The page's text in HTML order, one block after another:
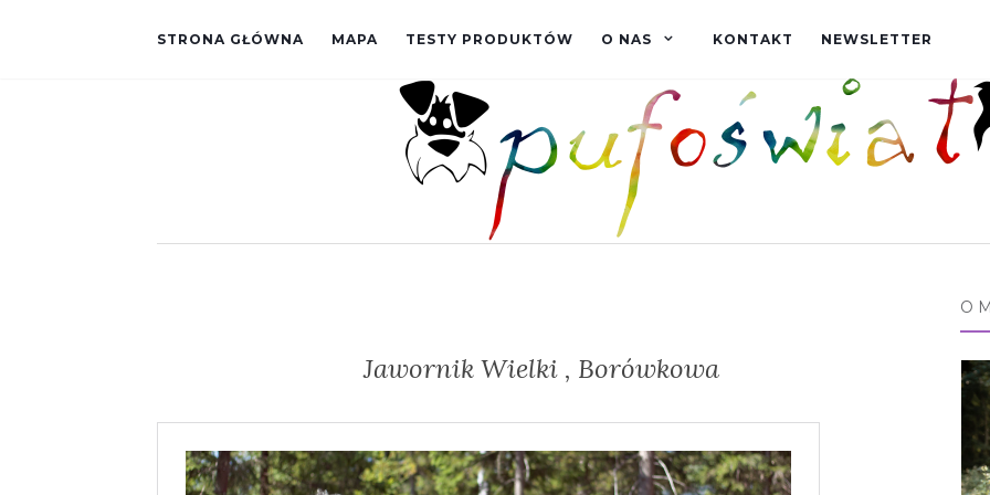
STRONA GŁÓWNA MAPA TESTY PRODUKTÓW O NAS KONTAKT NEWSLETTER
Jawornik Wielki , Borówkowa
O